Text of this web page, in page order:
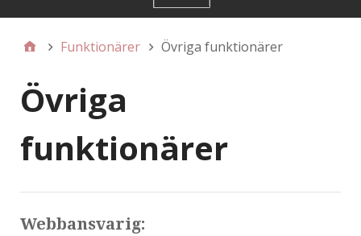
Funktionärer Övriga funktionärer
Övriga
funktionärer
Webbansvarig: